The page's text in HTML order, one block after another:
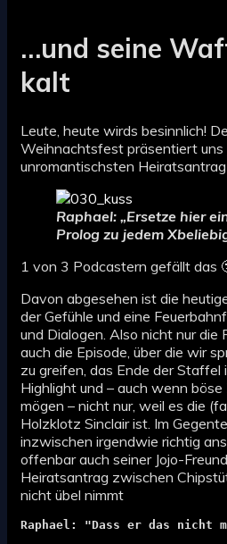
…und seine
kalt
Leute, heute wirds besinnlich!
Weihnachtsfest präsentiert uns
unromantischsten Heiratsantrag
Raphael: „Ersetze hier
Prolog zu jedem
1 von 3 Podcastern gefällt das
Davon abgesehen ist die
der Gefühle und eine
und Dialogen. Also nicht nur die
auch die Episode, über die wir
zu greifen, das Ende der Staffel
Highlight und – auch wenn
mögen – nicht nur, weil es die
Holzklotz Sinclair ist. Im
inzwischen irgendwie richtig
offenbar auch seiner Jojo-
Heiratsantrag zwischen
nicht übel nimmt
Raphael: "Dass er das nicht